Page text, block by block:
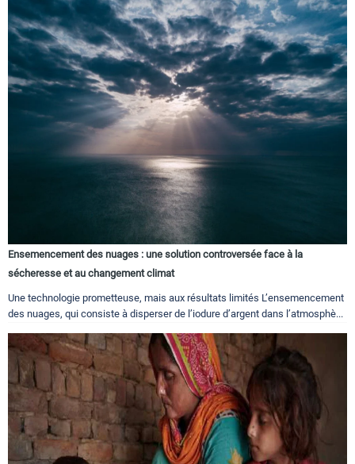
Ensemencement des nuages : une solution controversée face à la
sécheresse et au changement climat
Une technologie prometteuse, mais aux résultats limités L’ensemencement
des nuages, qui consiste à disperser de l’iodure d’argent dans l’atmosphè...